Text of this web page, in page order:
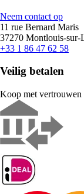
Neem contact op
11 rue Bernard Maris
37270 Montlouis-
+33 1 86 47 62 58
Veilig betalen
Koop met vertrouwen